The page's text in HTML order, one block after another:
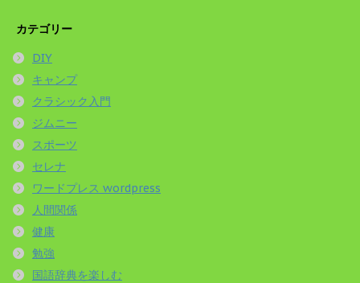
カテゴリー
DIY
キャンプ
クラシック入門
ジムニー
スポーツ
セレナ
ワードプレス wordpress
人間関係
健康
勉強
国語辞典を楽しむ